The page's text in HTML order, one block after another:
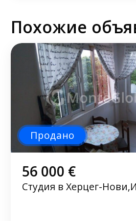
Похожие
Продано
56 000 €
Студия в Херцег-